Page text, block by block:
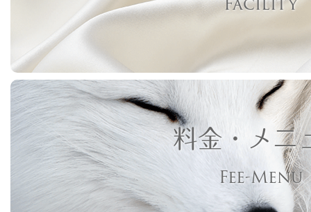
料金・メニ
Fee-Menu